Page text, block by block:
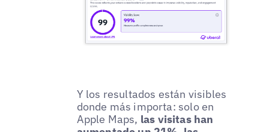
Y los resultados están visibles
donde más importa: solo en
Apple Maps, las visitas han